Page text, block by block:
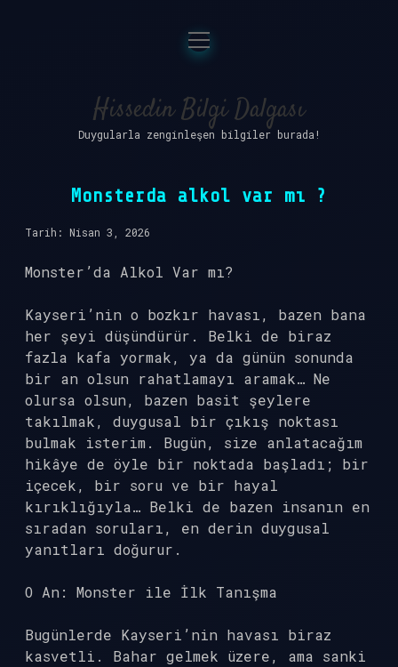
Anasayfa
Gizlilik Politikası
Yasal Uyarı
Hakkımızda
menüyü
aç
Hissedin Bilgi Dalgası
Duygularla zenginleşen bilgiler burada!
Monsterda alkol var mı ?
Tarih: Nisan 3, 2026
Monster’da Alkol Var mı?
Kayseri’nin o bozkır havası, bazen bana
her şeyi düşündürür. Belki de biraz
fazla kafa yormak, ya da günün sonunda
bir an olsun rahatlamayı aramak… Ne
olursa olsun, bazen basit şeylere
takılmak, duygusal bir çıkış noktası
bulmak isterim. Bugün, size anlatacağım
hikâye de öyle bir noktada başladı; bir
içecek, bir soru ve bir hayal
kırıklığıyla… Belki de bazen insanın en
sıradan soruları, en derin duygusal
yanıtları doğurur.
O An: Monster ile İlk Tanışma
Bugünlerde Kayseri’nin havası biraz
kasvetli. Bahar gelmek üzere, ama sanki